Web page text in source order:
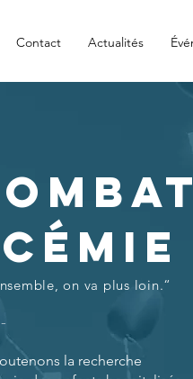
Contact Actualités
on va plus loin.“
la recherche